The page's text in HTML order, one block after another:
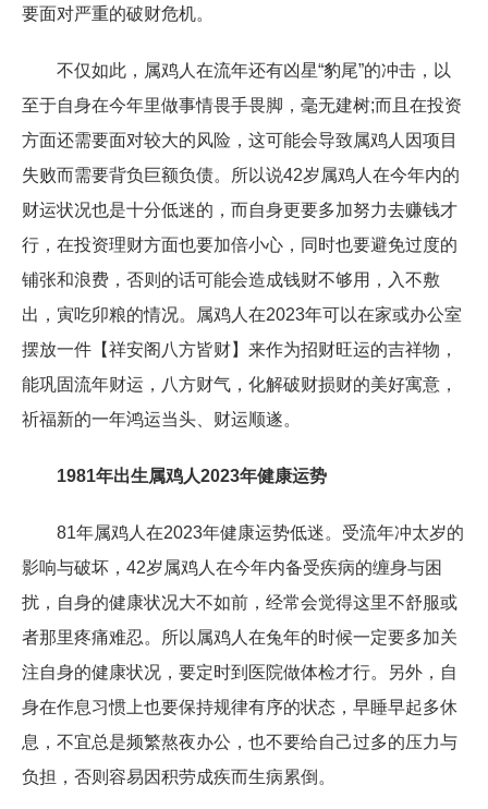
要面对严重的破财危机。
不仅如此，属鸡人在流年还有凶星“豹尾”的冲击，以
至于自身在今年里做事情畏手畏脚，毫无建树;而且在投资
方面还需要面对较大的风险，这可能会导致属鸡人因项目
失败而需要背负巨额负债。所以说42岁属鸡人在今年内的
财运状况也是十分低迷的，而自身更要多加努力去赚钱才
行，在投资理财方面也要加倍小心，同时也要避免过度的
铺张和浪费，否则的话可能会造成钱财不够用，入不敷
出，寅吃卯粮的情况。属鸡人在2023年可以在家或办公室
摆放一件【祥安阁八方皆财】来作为招财旺运的吉祥物，
能巩固流年财运，八方财气，化解破财损财的美好寓意，
祈福新的一年鸿运当头、财运顺遂。
1981年出生属鸡人2023年健康运势
81年属鸡人在2023年健康运势低迷。受流年冲太岁的
影响与破坏，42岁属鸡人在今年内备受疾病的缠身与困
扰，自身的健康状况大不如前，经常会觉得这里不舒服或
者那里疼痛难忍。所以属鸡人在兔年的时候一定要多加关
注自身的健康状况，要定时到医院做体检才行。另外，自
身在作息习惯上也要保持规律有序的状态，早睡早起多休
息，不宜总是频繁熬夜办公，也不要给自己过多的压力与
负担，否则容易因积劳成疾而生病累倒。